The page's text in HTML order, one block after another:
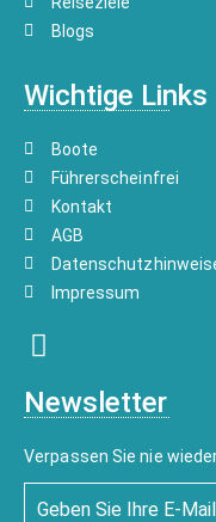
Blogs
Wichtige Links
Boote
Führerscheinfrei
Kontakt
AGB
Impressum
Newsletter
Verpassen Sie nie